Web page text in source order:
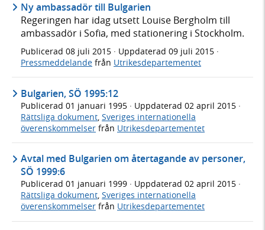
Ny ambassadör till Bulgarien
Regeringen har idag utsett Louise Bergholm till
ambassadör i Sofia, med stationering i Stockholm.
Publicerad 08 juli 2015 · Uppdaterad 09 juli 2015 ·
Pressmeddelande från Utrikesdepartementet
Bulgarien, SÖ 1995:12
Publicerad 01 januari 1995 · Uppdaterad 02 april 2015 ·
Rättsliga dokument Sveriges internationella
överenskommelser från Utrikesdepartementet
Avtal med Bulgarien om återtagande av personer,
SÖ 1999:6
Publicerad 01 januari 1999 · Uppdaterad 02 april 2015 ·
Rättsliga dokument, Sveriges internationella
överenskommelser från Utrikesdepartementet